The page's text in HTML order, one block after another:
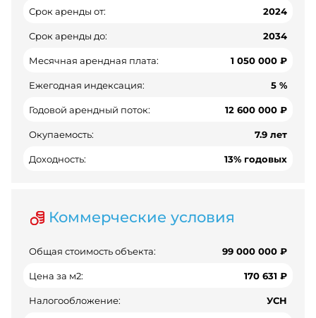
Срок аренды от: 2024
Срок аренды до: 2034
Месячная арендная плата: 1 050 000 ₽
Ежегодная индексация: 5 %
Годовой арендный поток: 12 600 000 ₽
Окупаемость: 7.9 лет
Доходность: 13% годовых
Коммерческие условия
Общая стоимость объекта: 99 000 000 ₽
Цена за м2: 170 631 ₽
Налогообложение: УСН